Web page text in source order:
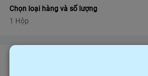
Chọn loại hàng và số lượng
1 Hộp